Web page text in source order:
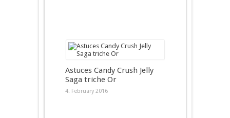
Astuces Candy Crush Jelly
Saga triche Or
4. February 2016